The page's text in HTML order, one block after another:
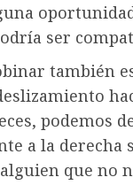
ser
también
podemos
a la derecha
que no